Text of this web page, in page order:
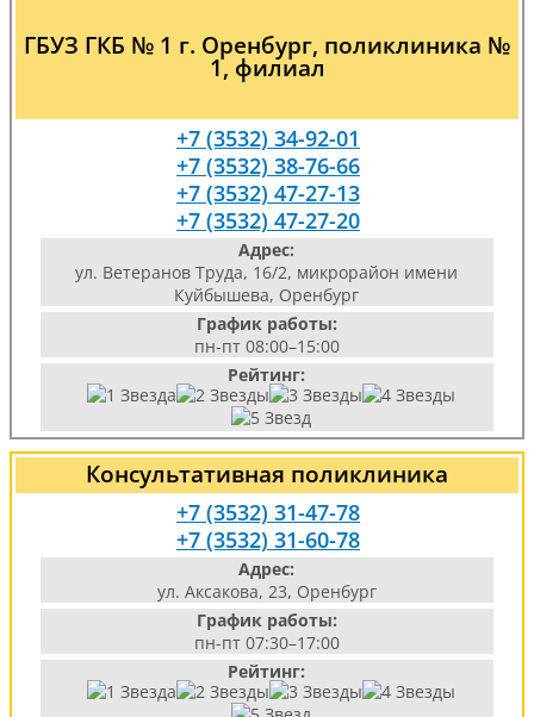
ГБУЗ ГКБ № 1 г. Оренбург, поликлиника №
1, филиал
+7 (3532) 34-92-01
+7 (3532) 38-76-66
+7 (3532) 47-27-13
+7 (3532) 47-27-20
Адрес:
ул. Ветеранов Труда, 16/2, микрорайон имени
Куйбышева, Оренбург
График работы:
пн-пт 08:00–15:00
Рейтинг:
Консультативная поликлиника
+7 (3532) 31-47-78
+7 (3532) 31-60-78
Адрес:
ул. Аксакова, 23, Оренбург
График работы:
пн-пт 07:30–17:00
Рейтинг: